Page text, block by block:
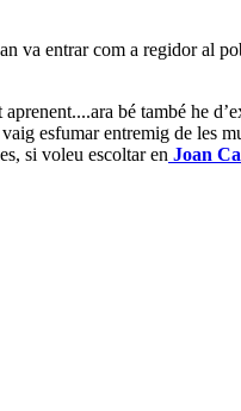
va entrar com a regidor al
bé també he
esfumar entremig de les
si voleu escoltar en Joan